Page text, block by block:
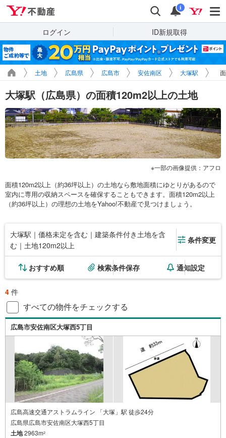
検索 通知
i
ログイン ID新規取得
土地 広島県 広島市 安佐南区 大塚駅
大塚駅（広島県）の面積120m2以上の土地
一部の画像提供：アフロ
面積120m2以上（約36坪以上）の土地なら敷地面積にゆとりがあるので
室内に専用の収納スペースを確保することもできます。面積120m2以上
（約36坪以上）の理想の土地をYahoo!不動産で見つけましょう。
大塚駅｜価格未定を含む｜建築条件付き土地を含
む｜土地120m2以上
条件変更
おすすめ順 検索条件保存 通知設定
4 件
すべての物件をチェックする
広島市安佐南区大塚西5丁目
広島高速交通アストラムライン 「大塚」駅 徒歩24分
広島県広島市安佐南区大塚西5丁目
土地2963m2